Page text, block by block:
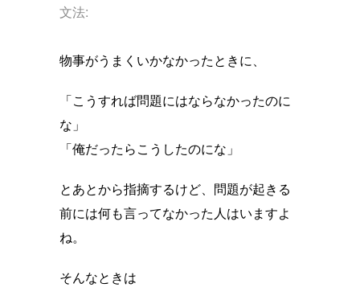
文法:
物事がうまくいかなかったときに、
「こうすれば問題にはならなかったのに
な」
「俺だったらこうしたのにな」
とあとから指摘するけど、問題が起きる
前には何も言ってなかった人はいますよ
ね。
そんなときは